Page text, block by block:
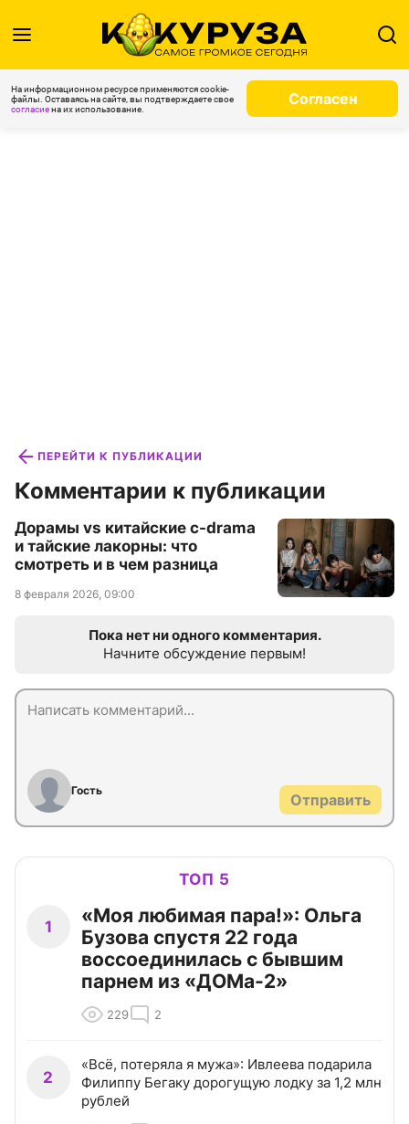
На информационном ресурсе применяются cookie-
файлы. Оставаясь на сайте, вы подтверждаете свое
согласиена их использование.
Согласен
ПЕРЕЙТИ К ПУБЛИКАЦИИ
Комментарии к публикации
Дорамы vs китайские c-drama
и тайские лакорны: что
смотреть и в чем разница
8 февраля 2026, 09:00
Пока нет ни одного комментария.
Начните обсуждение первым!
Гость
Отправить
ТОП 5
1
«Моя любимая пара!»: Ольга
Бузова спустя 22 года
воссоединилась с бывшим
парнем из «ДОМа-2»
229 2
2
«Всё, потеряла я мужа»: Ивлеева подарила
Филиппу Бегаку дорогущую лодку за 1,2 млн
рублей